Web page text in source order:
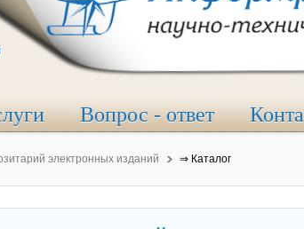
Вопрос - ответ
электронных изданий ⇒ Каталог